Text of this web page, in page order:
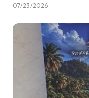
07/23/2026